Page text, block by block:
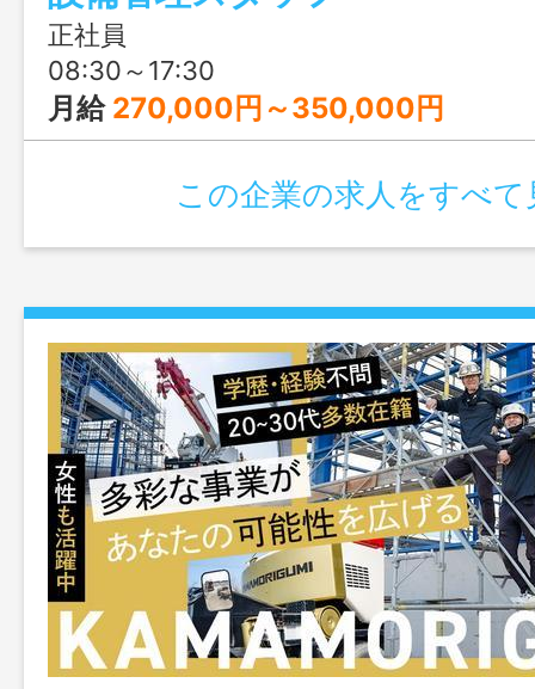
的な生活を手に入れましょう！
正社員
08:30～17:30
月給 270,000円～350,000円
この企業の求人をすべて